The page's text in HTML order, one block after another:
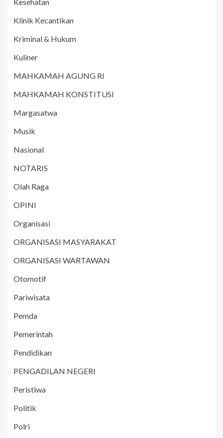
Kesehatan
Klinik Kecantikan
Kriminal & Hukum
Kuliner
MAHKAMAH AGUNG RI
MAHKAMAH KONSTITUSI
Margasatwa
Musik
Nasional
NOTARIS
Olah Raga
OPINI
Organisasi
ORGANISASI MASYARAKAT
ORGANISASI WARTAWAN
Otomotif
Pariwisata
Pemda
Pemerintah
Pendidikan
PENGADILAN NEGERI
Peristiwa
Politik
Polri